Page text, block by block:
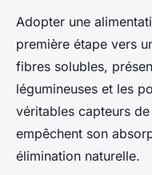
Adopter une
première étape vers
fibres solubles,
légumineuses et les
véritables capteurs
empêchent son
élimination naturelle.